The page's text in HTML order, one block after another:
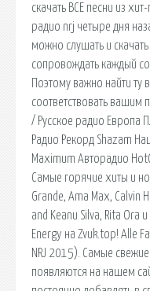
скачать ВСЕ песни из
радио nrj четыре дня
можно слушать и
сопровождать каждый
Поэтому важно найти ту
соответствовать
/ Русское радио Европа
Радио Рекорд Shazam
Maximum Авторадио
Самые горячие хиты и
Grande, Ama Max, Calvin
and Keanu Silva, Rita Ora
Energy на Zvuk.top! Alle
NRJ 2015). Самые
появляются на нашем